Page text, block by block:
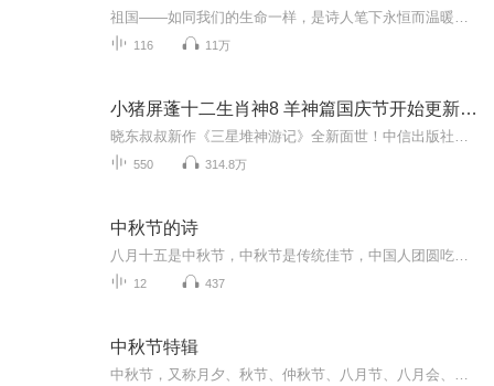
116 11万
小猪屏蓬十二生肖神8 羊神篇国庆节开始更新啦！
550 314.8万
中秋节的诗
12 437
中秋节特辑